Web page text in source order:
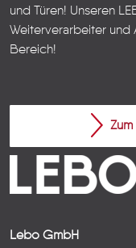
und Türen! Unseren
Weiterverarbeiter und
Bereich!
Lebo GmbH